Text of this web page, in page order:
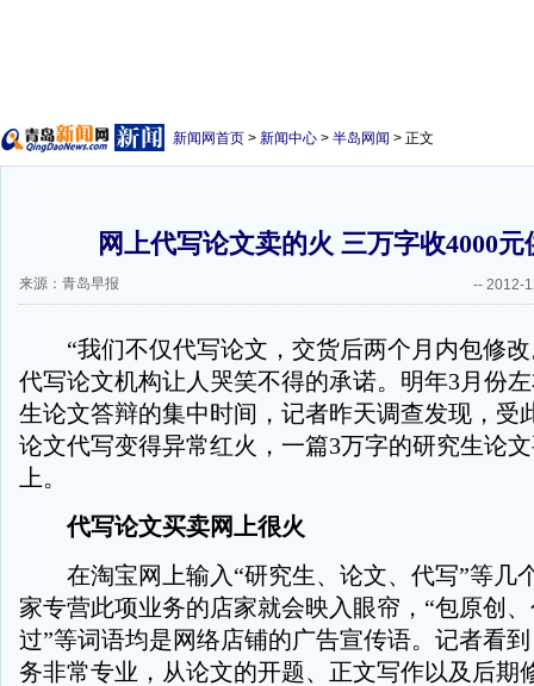
新闻网首页 > 新闻中心 > 半岛网闻 > 正文
网上代写论文卖的火 三万字收4000元
来源：青岛早报 -- 2012-
“我们不仅代写论文，交货后两个月内包修改
代写论文机构让人哭笑不得的承诺。明年3月份
生论文答辩的集中时间，记者昨天调查发现，受
论文代写变得异常红火，一篇3万字的研究生论
上。
代写论文买卖网上很火
在淘宝网上输入“研究生、论文、代写”等几
家专营此项业务的店家就会映入眼帘，“包原创
过”等词语均是网络店铺的广告宣传语。记者看
务非常专业，从论文的开题、正文写作以及后期